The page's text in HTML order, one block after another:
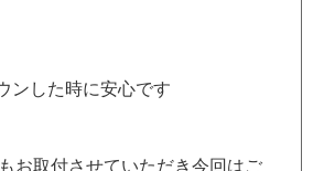
ンした時に安心です
お取付させていただき今回はご